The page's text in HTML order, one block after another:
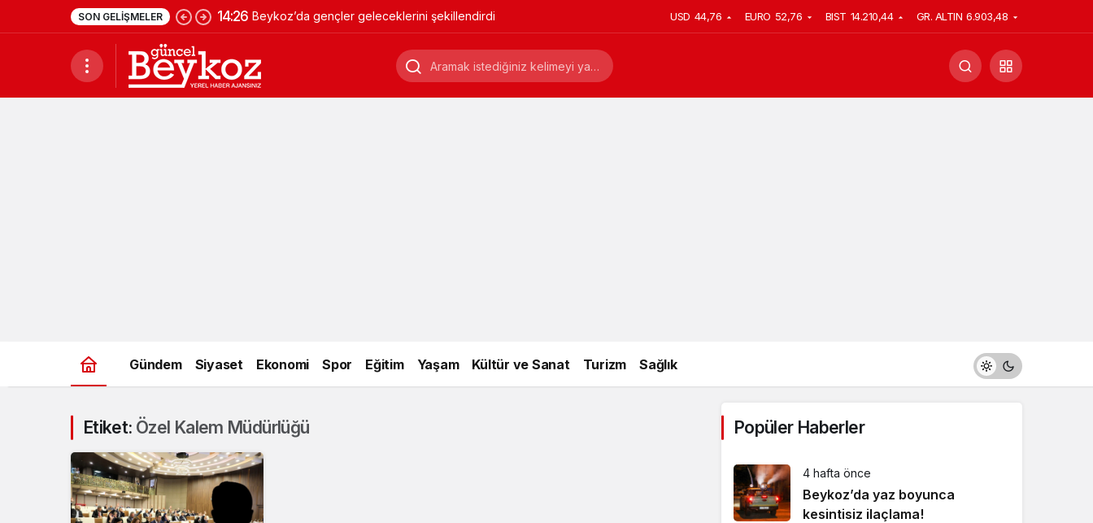
SON GELIŞMELER 14:26 Beykoz’da gençler geleceklerini şekillendirdi USD 44,76 EURO 52,76 BIST 14.210,44 GR. ALTIN 6.903,48
Gündem Siyaset Ekonomi Spor Eğitim Yaşam Kültür ve Sanat Turizm Sağlık
Etiket: Özel Kalem Müdürlüğü Popüler Haberler
4 hafta önce
Beykoz’da yaz boyunca
kesintisiz ilaçlama!